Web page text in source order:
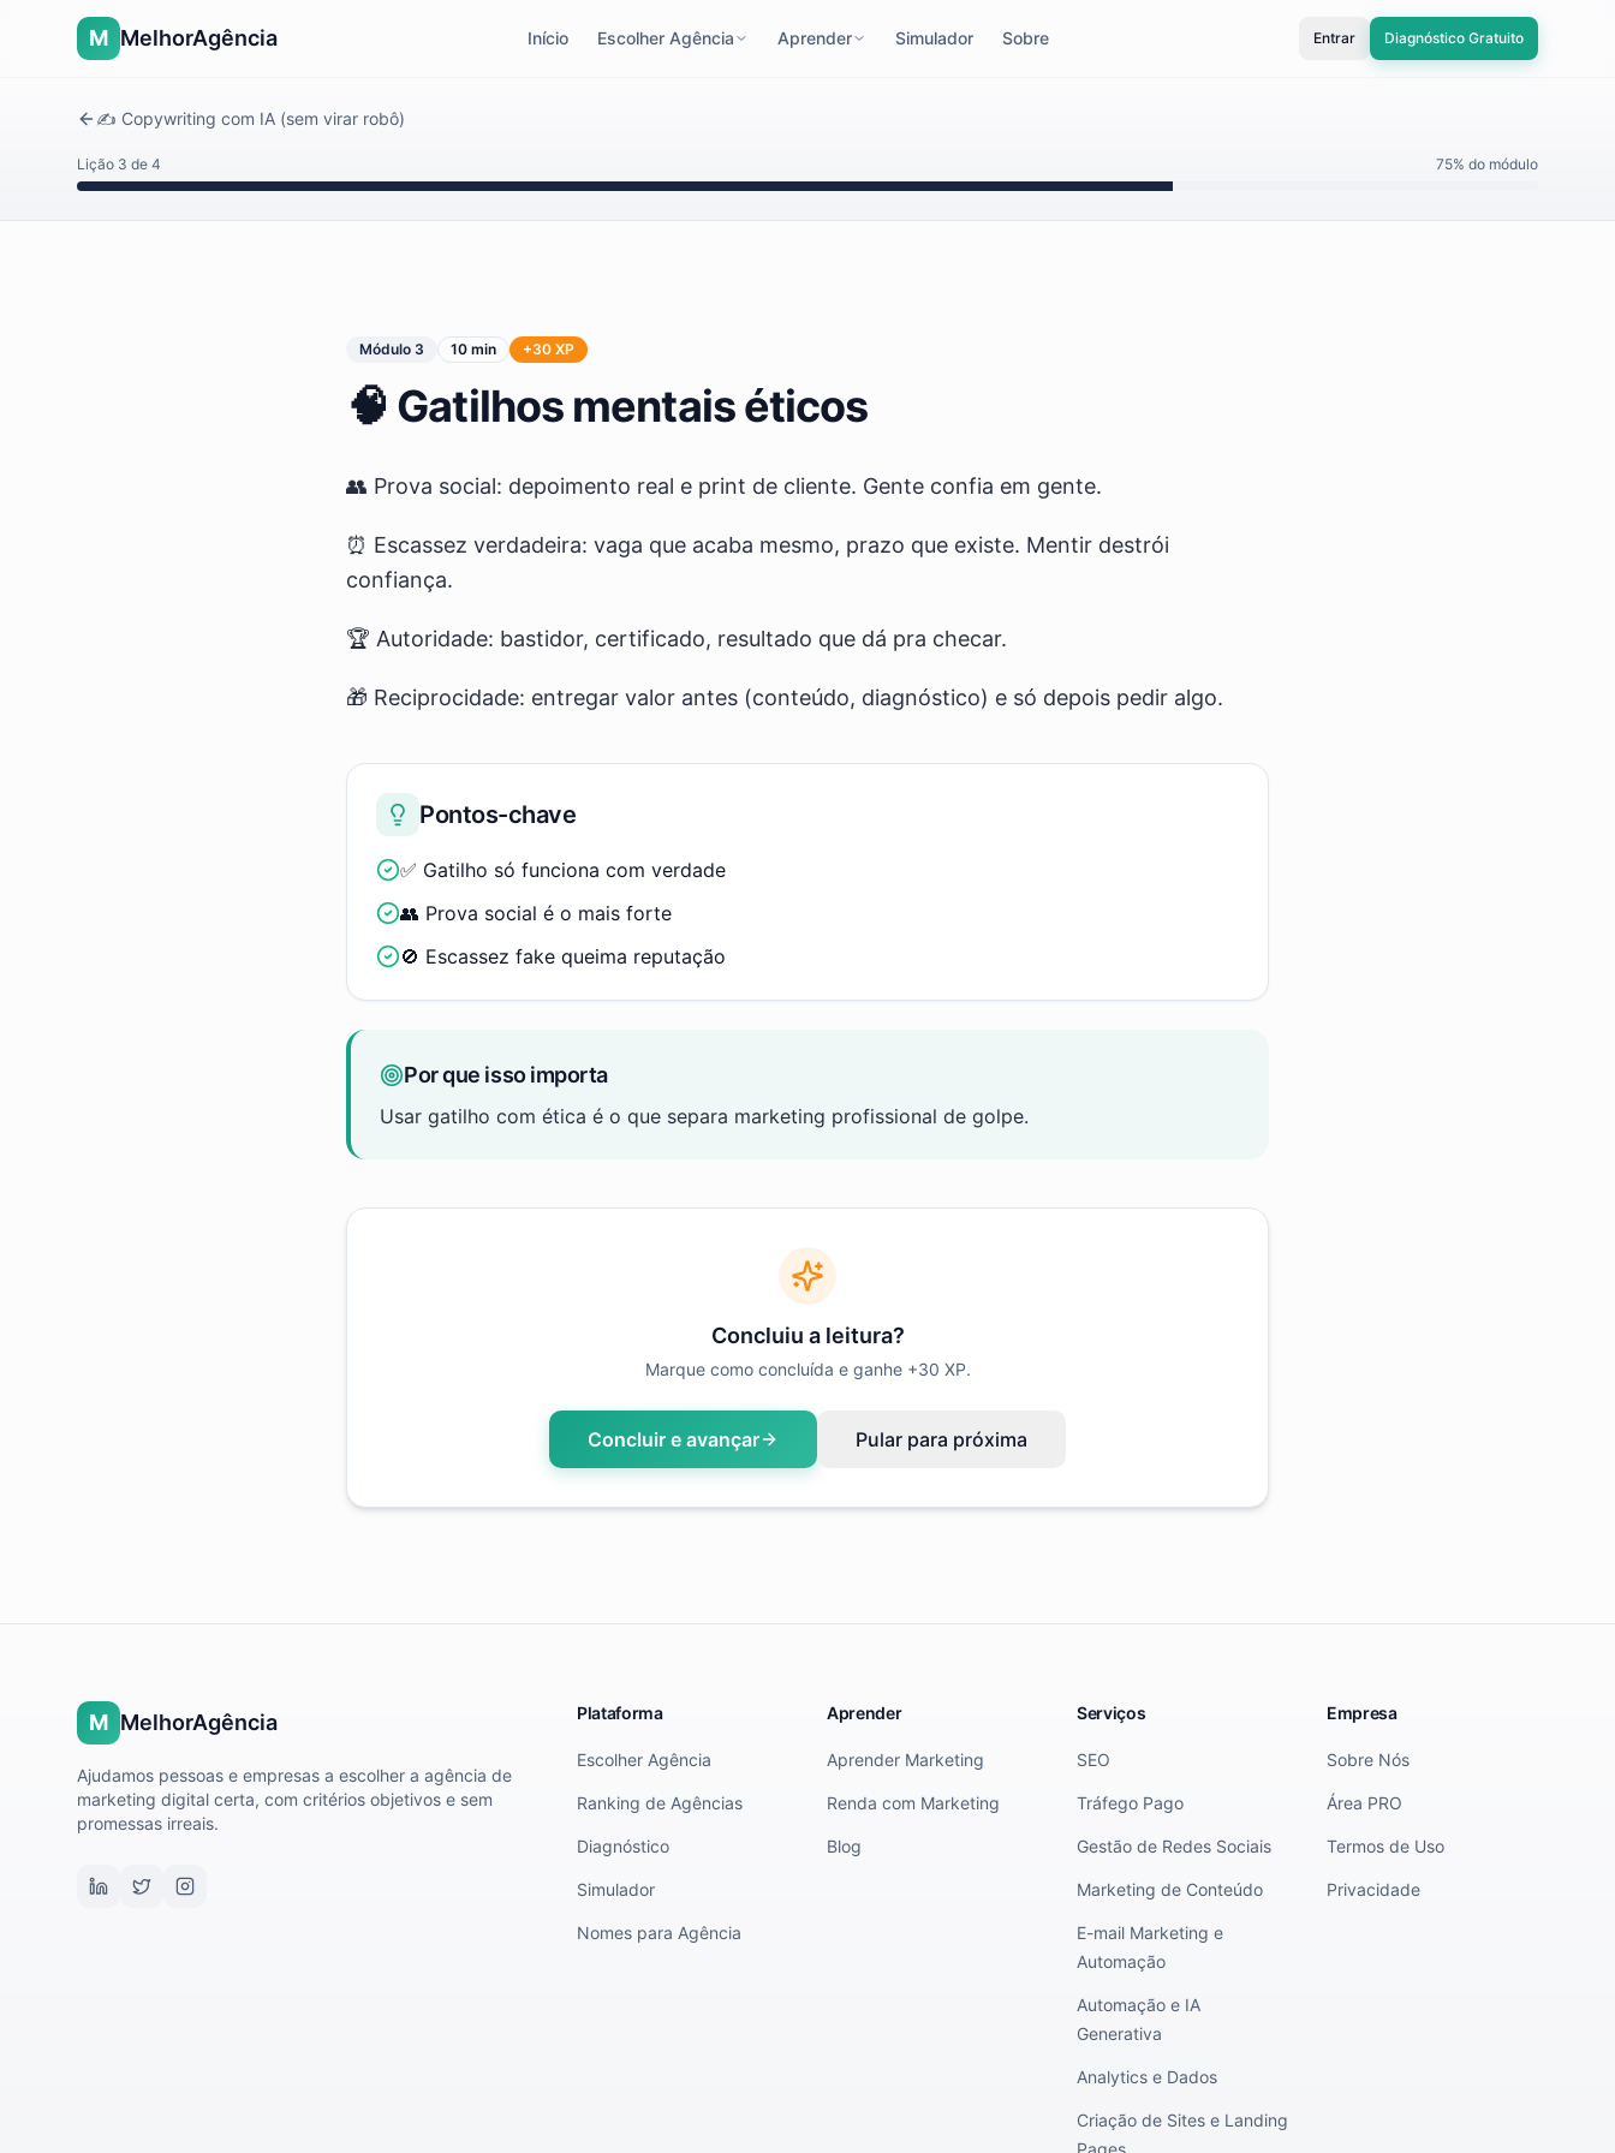
M MelhorAgência Início Escolher Agência Aprender Simulador Sobre Entrar Diagnóstico Gratuito
✍️ Copywriting com IA (sem virar robô)
Lição 3 de 4 75% do módulo
Módulo 3 10 min +30 XP
🧠 Gatilhos mentais éticos
👥 Prova social: depoimento real e print de cliente. Gente confia em gente.
⏰ Escassez verdadeira: vaga que acaba mesmo, prazo que existe. Mentir destrói
confiança.
🏆 Autoridade: bastidor, certificado, resultado que dá pra checar.
🎁 Reciprocidade: entregar valor antes (conteúdo, diagnóstico) e só depois pedir algo.
Pontos-chave
✅ Gatilho só funciona com verdade
👥 Prova social é o mais forte
🚫 Escassez fake queima reputação
Por que isso importa
Usar gatilho com ética é o que separa marketing profissional de golpe.
Concluiu a leitura?
Marque como concluída e ganhe +30 XP.
Concluir e avançar Pular para próxima
M MelhorAgência
Ajudamos pessoas e empresas a escolher a agência de
marketing digital certa, com critérios objetivos e sem
promessas irreais.
Plataforma
Escolher Agência
Ranking de Agências
Diagnóstico
Simulador
Nomes para Agência
Aprender
Aprender Marketing
Renda com Marketing
Blog
Serviços
SEO
Tráfego Pago
Gestão de Redes Sociais
Marketing de Conteúdo
E-mail Marketing e
Automação
Automação e IA
Generativa
Analytics e Dados
Criação de Sites e Landing
Pages
Empresa
Sobre Nós
Área PRO
Termos de Uso
Privacidade